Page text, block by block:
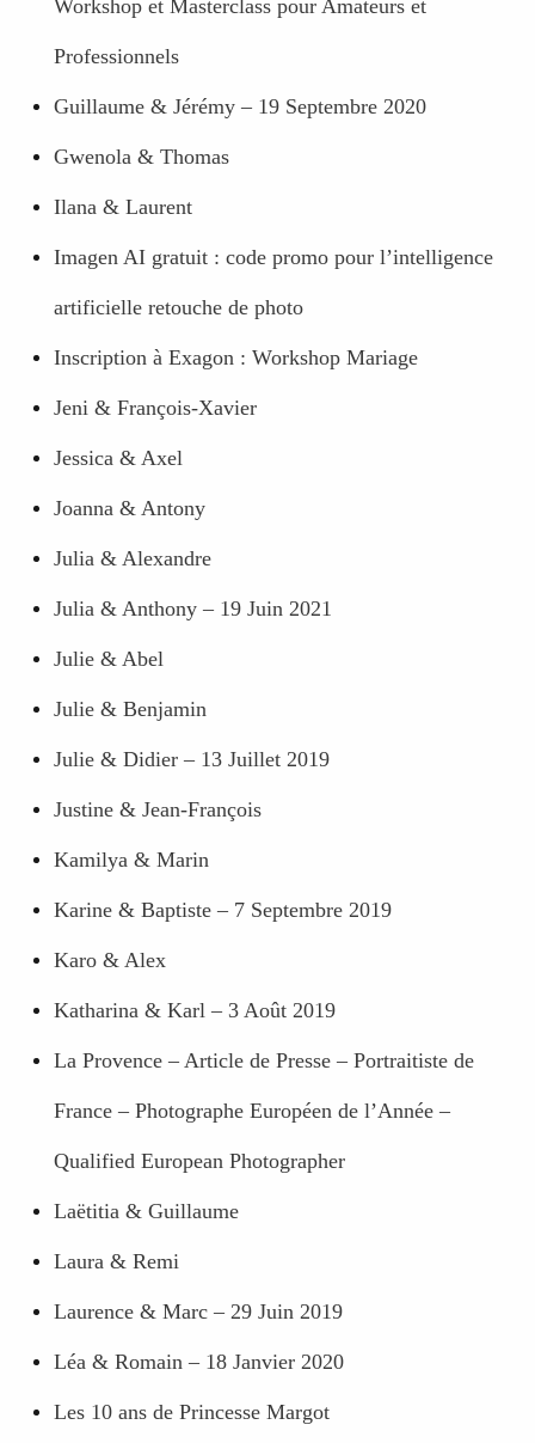
Workshop et Masterclass pour Amateurs et
Professionnels
Guillaume & Jérémy – 19 Septembre 2020
Gwenola & Thomas
Ilana & Laurent
Imagen AI gratuit : code promo pour l’intelligence
artificielle retouche de photo
Inscription à Exagon : Workshop Mariage
Jeni & François-Xavier
Jessica & Axel
Joanna & Antony
Julia & Alexandre
Julia & Anthony – 19 Juin 2021
Julie & Abel
Julie & Benjamin
Julie & Didier – 13 Juillet 2019
Justine & Jean-François
Kamilya & Marin
Karine & Baptiste – 7 Septembre 2019
Karo & Alex
Katharina & Karl – 3 Août 2019
La Provence – Article de Presse – Portraitiste de
France – Photographe Européen de l’Année –
Qualified European Photographer
Laëtitia & Guillaume
Laura & Remi
Laurence & Marc – 29 Juin 2019
Léa & Romain – 18 Janvier 2020
Les 10 ans de Princesse Margot